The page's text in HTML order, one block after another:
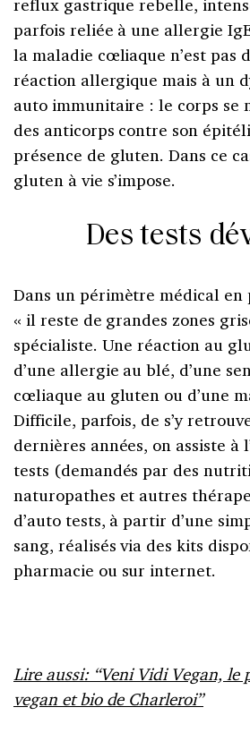
reflux gastrique rebelle,
parfois reliée à une allergie
la maladie cœliaque n’est pas
réaction allergique mais à un
auto immunitaire : le corps se
des anticorps contre son
présence de gluten. Dans ce
gluten à vie s’impose.
Des tests
Dans un périmètre médical en
« il reste de grandes zones
spécialiste. Une réaction au
d’une allergie au blé, d’une
cœliaque au gluten ou d’une
Difficile, parfois, de s’y
dernières années, on assiste à
tests (demandés par des
naturopathes et autres
d’auto tests, à partir d’une
sang, réalisés via des kits
pharmacie ou sur internet.
Lire aussi: “Veni Vidi Vegan, le
vegan et bio de Charleroi”